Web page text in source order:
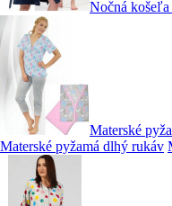
Nočná košeľa
Materské
Materské pyžamá dlhý rukáv